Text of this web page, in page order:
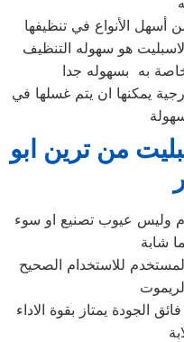
هو سهوله التنظيف
به بسهوله جدا
يمكنها ان يتم غسلها في
من ترين ابو
وليس عيوب تصنيع او سوء
شابة
للاستخدام الصحيح
الجودة يمتاز بقوة الاداء